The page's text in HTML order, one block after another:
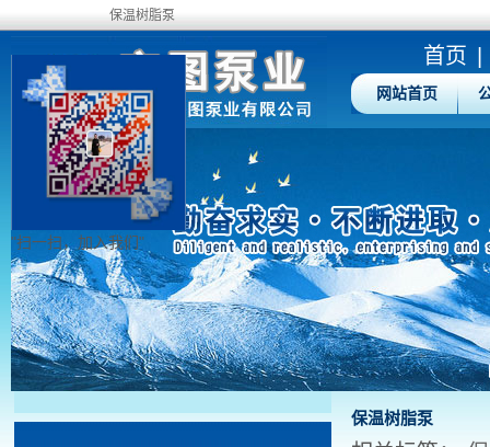
保温树脂泵
首页
网站首页
保温树脂泵
"扫一扫，加入我们"